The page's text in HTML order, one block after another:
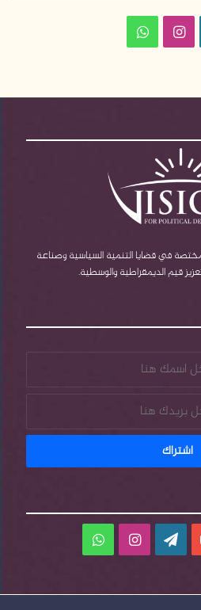
انستقرامواتساب
في قضايا التنمية السياسية وصناعة
قيم الديمقراطية والوسطية.
‫YouTube
‫WordPress
انستقرامواتساب